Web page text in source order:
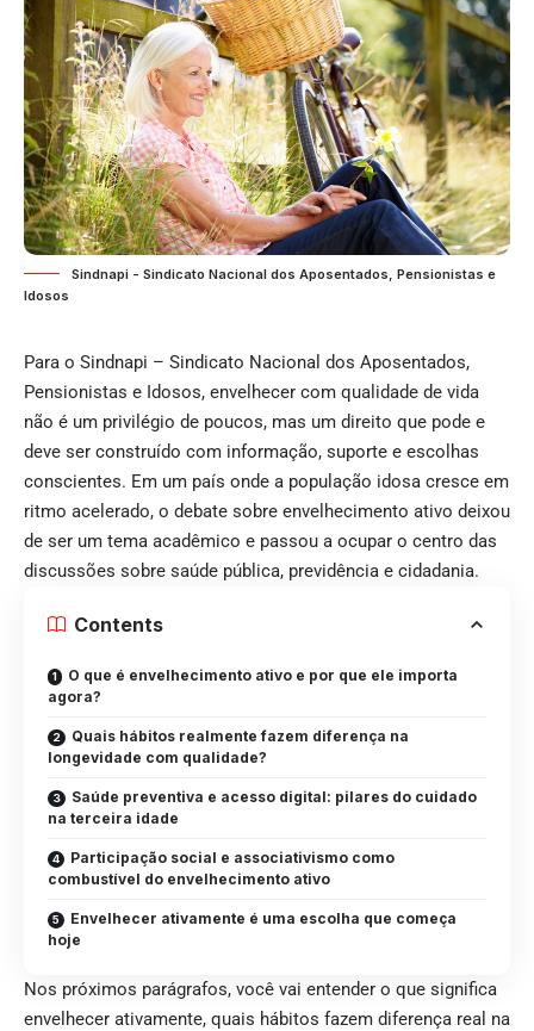
Sindnapi - Sindicato Nacional dos Aposentados, Pensionistas e
Idosos
Para o Sindnapi – Sindicato Nacional dos Aposentados,
Pensionistas e Idosos, envelhecer com qualidade de vida
não é um privilégio de poucos, mas um direito que pode e
deve ser construído com informação, suporte e escolhas
conscientes. Em um país onde a população idosa cresce em
ritmo acelerado, o debate sobre envelhecimento ativo deixou
de ser um tema acadêmico e passou a ocupar o centro das
discussões sobre saúde pública, previdência e cidadania.
Contents
O que é envelhecimento ativo e por que ele importa
agora?
Quais hábitos realmente fazem diferença na
longevidade com qualidade?
Saúde preventiva e acesso digital: pilares do cuidado
na terceira idade
Participação social e associativismo como
combustível do envelhecimento ativo
Envelhecer ativamente é uma escolha que começa
hoje
Nos próximos parágrafos, você vai entender o que significa
envelhecer ativamente, quais hábitos fazem diferença real na